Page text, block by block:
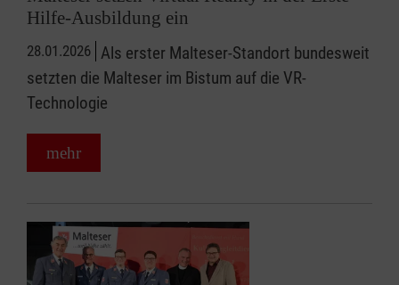
Hilfe-Ausbildung ein
28.01.2026 Als erster Malteser-Standort bundesweit
setzten die Malteser im Bistum auf die VR-
Technologie
mehr